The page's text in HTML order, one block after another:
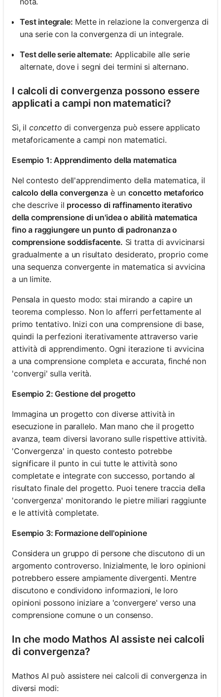
Test integrale: Mette in relazione la convergenza di
una serie con la convergenza di un integrale.
Test delle serie alternate: Applicabile alle serie
alternate, dove i segni dei termini si alternano.
I calcoli di convergenza possono essere
applicati a campi non matematici?
Sì, il concetto di convergenza può essere applicato
metaforicamente a campi non matematici.
Esempio 1: Apprendimento della matematica
Nel contesto dell'apprendimento della matematica, il
calcolo della convergenza è unconcetto metaforico
che descrive il processo di raffinamento iterativo
della comprensione di un'idea o abilità matematica
fino a raggiungere un punto di padronanza o
comprensione soddisfacente. Si tratta di avvicinarsi
gradualmente a un risultato desiderato, proprio come
una sequenza convergente in matematica si avvicina
a un limite.
Pensala in questo modo: stai mirando a capire un
teorema complesso. Non lo afferri perfettamente al
primo tentativo. Inizi con una comprensione di base,
quindi la perfezioni iterativamente attraverso varie
attività di apprendimento. Ogni iterazione ti avvicina
a una comprensione completa e accurata, finché non
'convergi' sulla verità.
Esempio 2: Gestione del progetto
Immagina un progetto con diverse attività in
esecuzione in parallelo. Man mano che il progetto
avanza, team diversi lavorano sulle rispettive attività.
'Convergenza' in questo contesto potrebbe
significare il punto in cui tutte le attività sono
completate e integrate con successo, portando al
risultato finale del progetto. Puoi tenere traccia della
'convergenza' monitorando le pietre miliari raggiunte
e le attività completate.
Esempio 3: Formazione dell'opinione
Considera un gruppo di persone che discutono di un
argomento controverso. Inizialmente, le loro opinioni
potrebbero essere ampiamente divergenti. Mentre
discutono e condividono informazioni, le loro
opinioni possono iniziare a 'convergere' verso una
comprensione comune o un consenso.
In che modo Mathos AI assiste nei calcoli
di convergenza?
Mathos AI può assistere nei calcoli di convergenza in
diversi modi: